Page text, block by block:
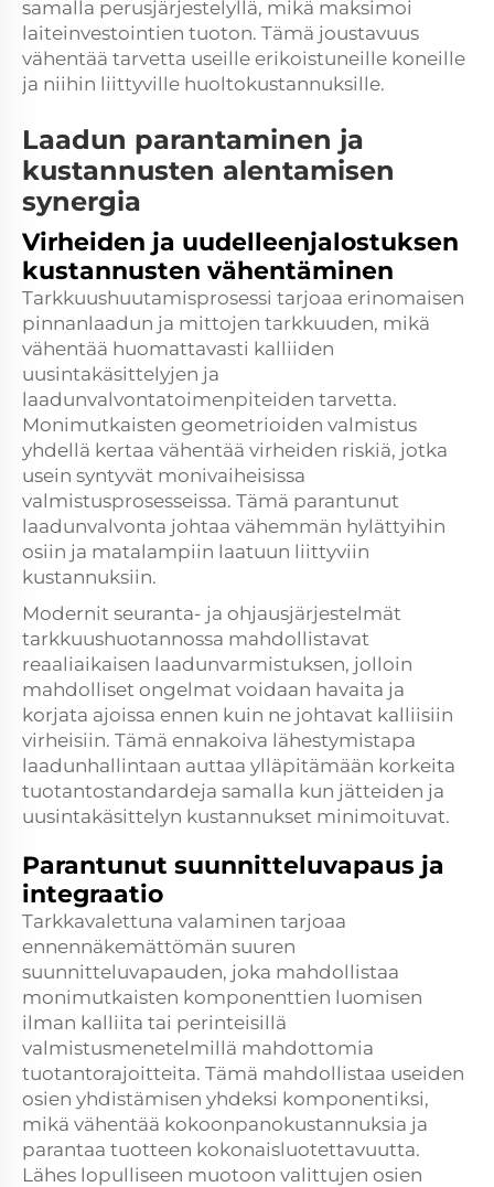
samalla perusjärjestelyllä, mikä maksimoi
laiteinvestointien tuoton. Tämä joustavuus
vähentää tarvetta useille erikoistuneille koneille
ja niihin liittyville huoltokustannuksille.
Laadun parantaminen ja
kustannusten alentamisen
synergia
Virheiden ja uudelleenjalostuksen
kustannusten vähentäminen
Tarkkuushuutamisprosessi tarjoaa erinomaisen
pinnanlaadun ja mittojen tarkkuuden, mikä
vähentää huomattavasti kalliiden
uusintakäsittelyjen ja
laadunvalvontatoimenpiteiden tarvetta.
Monimutkaisten geometrioiden valmistus
yhdellä kertaa vähentää virheiden riskiä, jotka
usein syntyvät monivaiheisissa
valmistusprosesseissa. Tämä parantunut
laadunvalvonta johtaa vähemmän hylättyihin
osiin ja matalampiin laatuun liittyviin
kustannuksiin.
Modernit seuranta- ja ohjausjärjestelmät
tarkkuushuotannossa mahdollistavat
reaaliaikaisen laadunvarmistuksen, jolloin
mahdolliset ongelmat voidaan havaita ja
korjata ajoissa ennen kuin ne johtavat kalliisiin
virheisiin. Tämä ennakoiva lähestymistapa
laadunhallintaan auttaa ylläpitämään korkeita
tuotantostandardeja samalla kun jätteiden ja
uusintakäsittelyn kustannukset minimoituvat.
Parantunut suunnitteluvapaus ja
integraatio
Tarkkavalettuna valaminen tarjoaa
ennennäkemättömän suuren
suunnitteluvapauden, joka mahdollistaa
monimutkaisten komponenttien luomisen
ilman kalliita tai perinteisillä
valmistusmenetelmillä mahdottomia
tuotantorajoitteita. Tämä mahdollistaa useiden
osien yhdistämisen yhdeksi komponentiksi,
mikä vähentää kokoonpanokustannuksia ja
parantaa tuotteen kokonaisluotettavuutta.
Lähes lopulliseen muotoon valittujen osien